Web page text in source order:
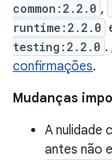
common:2.2.0 ,
runtime:2.2.0
testing:2.2.0 .
confirmações.
Mudanças
A nulidade
antes não